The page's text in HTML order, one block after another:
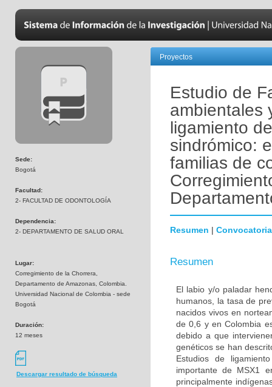
Sede:
Bogotá
Facultad:
2- FACULTAD DE ODONTOLOGÍA
Dependencia:
2- DEPARTAMENTO DE SALUD ORAL
Lugar:
Corregimiento de la Chorrera,
Departamento de Amazonas, Colombia.
Universidad Nacional de Colombia - sede
Bogotá
Duración:
12 meses
Descargar resultado de búsqueda
Proyectos
Estudio de
ambientales
ligamiento
sindrómico:
familias de
Resumen | Convocatoria
Resumen
El labio y/o paladar
humanos, la tasa de
nacidos vivos en
de 0,6 y en Colombia
debido a que
genéticos se han
Estudios de
importante de MSX1
principalmente